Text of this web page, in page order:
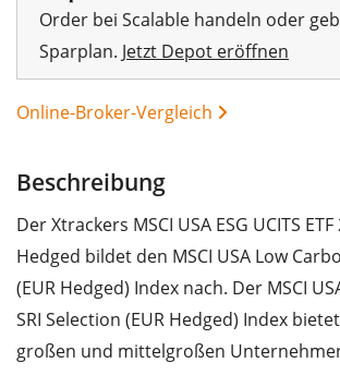
Order bei Scalable handeln oder
Sparplan. Jetzt Depot eröffnen
Online-Broker-Vergleich
Beschreibung
Der Xtrackers MSCI USA ESG UCITS ETF
Hedged bildet den MSCI USA Low
(EUR Hedged) Index nach. Der MSCI
SRI Selection (EUR Hedged) Index
großen und mittelgroßen